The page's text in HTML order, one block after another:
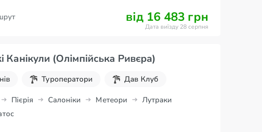
від 16 483 грн
Дата виїзду 28 серпня
Канікули (Олімпійська Ривєра)
Туроператори Дав Клуб
Пієрія Салоніки Метеори
Лутраки